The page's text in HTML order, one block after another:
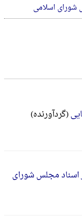
شورای اسلامی
(گردآورنده)
اسناد مجلس شورای